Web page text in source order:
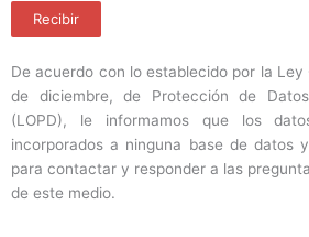
Recibir
De acuerdo con lo establecido por la Ley
de diciembre, de Protección de
(LOPD), le informamos que los
incorporados a ninguna base de datos
para contactar y responder a las
de este medio.